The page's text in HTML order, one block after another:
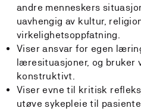
andre menneskers
uavhengig av kultur,
virkelighetsoppfatning.
Viser ansvar for egen
læresituasjoner, og bruker
konstruktivt.
Viser evne til kritisk
utøve sykepleie til